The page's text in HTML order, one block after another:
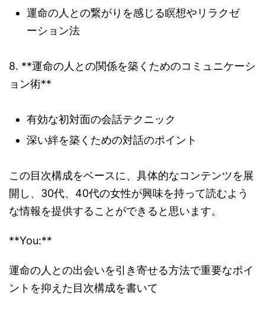
運命の人との繋がりを感じる瞑想やリラクゼ
ーション法
8. **運命の人との関係を築くためのコミュニケーシ
ョン術**
有効な初対面の会話テクニック
深い絆を築くための対話のポイント
この目次構成をベースに、具体的なコンテンツを展
開し、30代、40代の女性が興味を持って読むよう
な情報を提供することができると思います。
**You:**
運命の人との出会いを引き寄せる方法で重要なポイ
ントを抑えた目次構成を書いて